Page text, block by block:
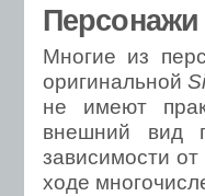
Персонажи
Многие из
оригинальной
не имеют
внешний вид
зависимости
ходе